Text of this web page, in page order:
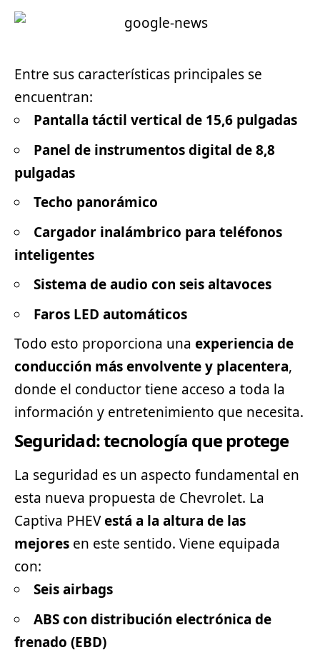
Entre sus características principales se
encuentran:
Pantalla táctil vertical de 15,6 pulgadas
Panel de instrumentos digital de 8,8
pulgadas
Techo panorámico
Cargador inalámbrico para teléfonos
inteligentes
Sistema de audio con seis altavoces
Faros LED automáticos
Todo esto proporciona una experiencia de
conducción más envolvente y placentera,
donde el conductor tiene acceso a toda la
información y entretenimiento que necesita.
Seguridad: tecnología que protege
La seguridad es un aspecto fundamental en
esta nueva propuesta de Chevrolet. La
Captiva PHEVestá a la altura de las
mejores en este sentido. Viene equipada
con:
Seis airbags
ABS con distribución electrónica de
frenado (EBD)